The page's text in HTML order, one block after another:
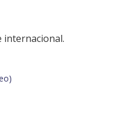
internacional.